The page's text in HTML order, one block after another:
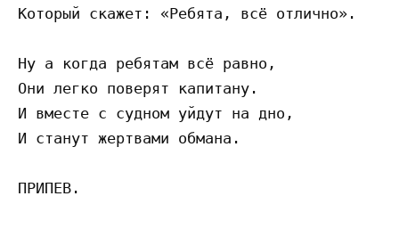
Который скажет: «Ребята, всё отлично».
Ну а когда ребятам всё равно,
Они легко поверят капитану.
И вместе с судном уйдут на дно,
И станут жертвами обмана.